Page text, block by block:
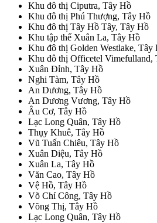
Khu đô thị Ciputra, Tây Hồ
Khu đô thị Phú Thượng, Tây Hồ
Khu đô thị Tây Hồ Tây, Tây Hồ
Khu tập thể Xuân La, Tây Hồ
Khu đô thị Golden Westlake, Tây
Khu đô thị Officetel Vimefulland,
Xuân Đỉnh, Tây Hồ
Nghi Tàm, Tây Hồ
An Dương, Tây Hồ
An Dương Vương, Tây Hồ
Âu Cơ, Tây Hồ
Lạc Long Quân, Tây Hồ
Thụy Khuê, Tây Hồ
Vũ Tuấn Chiêu, Tây Hồ
Xuân Diệu, Tây Hồ
Xuân La, Tây Hồ
Văn Cao, Tây Hồ
Vệ Hồ, Tây Hồ
Võ Chí Công, Tây Hồ
Võng Thị, Tây Hồ
Lạc Long Quân, Tây Hồ